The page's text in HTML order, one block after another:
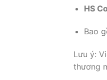
HS
Bao
Lưu ý:
thương